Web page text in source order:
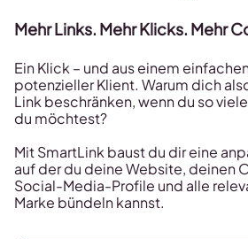
Mehr Links. Mehr Klicks. Mehr
Ein Klick – und aus einem
potenzieller Klient. Warum dich
Link beschränken, wenn du so
du möchtest?
Mit SmartLink baust du dir eine
auf der du deine Website, deinen
Social-Media-Profile und alle
Marke bündeln kannst.